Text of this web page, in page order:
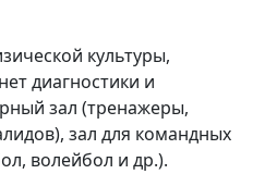
культуры,
диагностики и
зал (тренажеры,
зал для командных
волейбол и др.).